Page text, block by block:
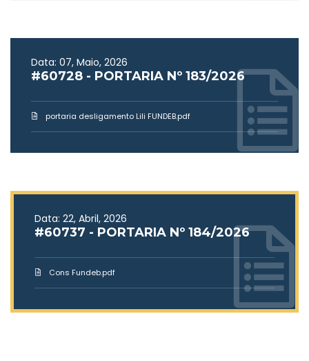
Data: 07, Maio, 2026
#60728 - PORTARIA Nº 183/2026
portaria desligamento Lili FUNDEB.pdf
Data: 22, Abril, 2026
#60737 - PORTARIA Nº 184/2026
Cons Fundeb.pdf